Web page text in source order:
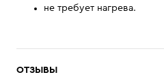
не требует нагрева.
ОТЗЫВЫ